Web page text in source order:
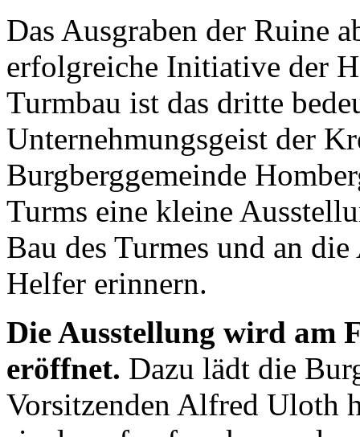
Das Ausgraben der Ruine
erfolgreiche Initiative der
Turmbau ist das dritte
Unternehmungsgeist der
Burgberggemeinde
Turms eine kleine
Bau des Turmes und an
Helfer erinnern.
Die Ausstellung wird am
eröffnet. Dazu lädt die
Vorsitzenden Alfred Uloth